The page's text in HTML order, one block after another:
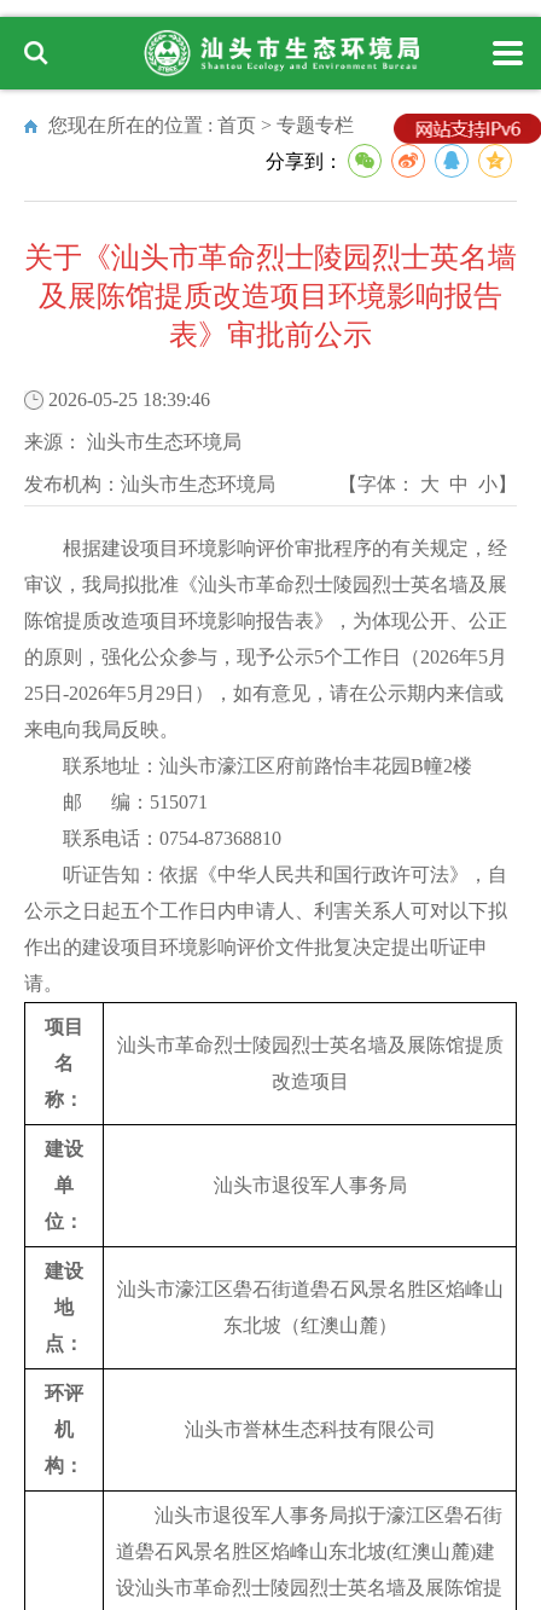
您现在所在的位置 : 首页 > 专题专栏
分享到：
关于《汕头市革命烈士陵园烈士英名墙
及展陈馆提质改造项目环境影响报告
表》审批前公示
2026-05-25 18:39:46
来源： 汕头市生态环境局
发布机构： 汕头市生态环境局 【字体： 大 中 小】
根据建设项目环境影响评价审批程序的有关规定，经
审议，我局拟批准《汕头市革命烈士陵园烈士英名墙及展
陈馆提质改造项目环境影响报告表》，为体现公开、公正
的原则，强化公众参与，现予公示5个工作日（2026年5月
25日-2026年5月29日），如有意见，请在公示期内来信或
来电向我局反映。
联系地址：汕头市濠江区府前路怡丰花园B幢2楼
邮 编：515071
联系电话：0754-87368810
听证告知：依据《中华人民共和国行政许可法》，自
公示之日起五个工作日内申请人、利害关系人可对以下拟
作出的建设项目环境影响评价文件批复决定提出听证申
请。
项目
名
称：
汕头市革命烈士陵园烈士英名墙及展陈馆提质
改造项目
建设
单
位：
汕头市退役军人事务局
建设
地
点：
汕头市濠江区礐石街道礐石风景名胜区焰峰山
东北坡（红澳山麓）
环评
机
构：
汕头市誉林生态科技有限公司
汕头市退役军人事务局拟于濠江区礐石街
道礐石风景名胜区焰峰山东北坡(红澳山麓)建
设汕头市革命烈士陵园烈士英名墙及展陈馆提